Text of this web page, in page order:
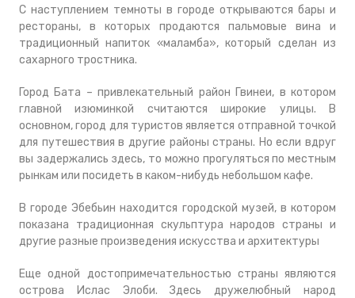
С наступлением темноты в городе открываются бары и
рестораны, в которых продаются пальмовые вина и
традиционный напиток «маламба», который сделан из
сахарного тростника.
Город Бата – привлекательный район Гвинеи, в котором
главной изюминкой считаются широкие улицы. В
основном, город для туристов является отправной точкой
для путешествия в другие районы страны. Но если вдруг
вы задержались здесь, то можно прогуляться по местным
рынкам или посидеть в каком-нибудь небольшом кафе.
В городе Эбебьин находится городской музей, в котором
показана традиционная скульптура народов страны и
другие разные произведения искусства и архитектуры
Еще одной достопримечательностью страны являются
острова Ислас Элоби. Здесь дружелюбный народ